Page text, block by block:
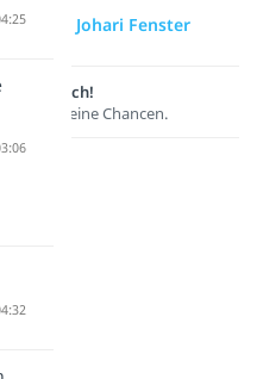
Johari Fenster
lohnt sich!
hier deine Chancen.